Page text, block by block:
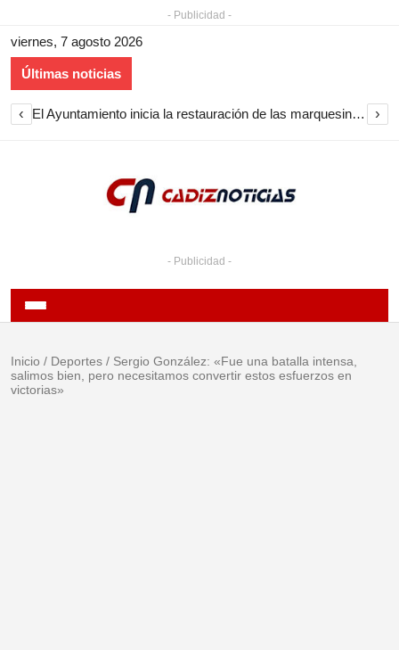
- Publicidad -
viernes, 7 agosto 2026
Últimas noticias
‹ El Ayuntamiento inicia la restauración de las marquesinas de Plaza Esteve para volver a instalarlas en el centro de Jerez ›
- Publicidad -
Inicio / Deportes / Sergio González: «Fue una batalla intensa,
salimos bien, pero necesitamos convertir estos esfuerzos en
victorias»